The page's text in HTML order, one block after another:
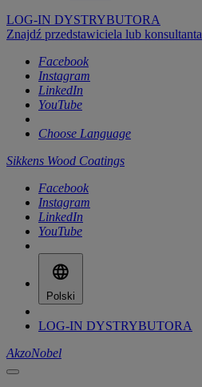
LOG-IN DYSTRYBUTORA
Znajdź przedstawiciela lub konsultanta
Facebook
Instagram
LinkedIn
YouTube
Choose Language
Sikkens Wood Coatings
Facebook
Instagram
LinkedIn
YouTube
Polski
LOG-IN DYSTRYBUTORA
AkzoNobel